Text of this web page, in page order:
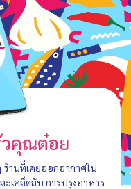
คุณต๋อย
ร้านที่เคยออกอากาศใน
เคล็ดลับ การปรุงอาหาร